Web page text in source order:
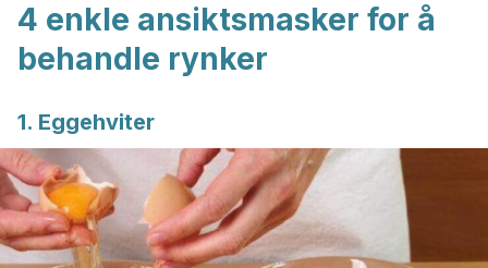
4 enkle ansiktsmasker for å
behandle rynker
1. Eggehviter